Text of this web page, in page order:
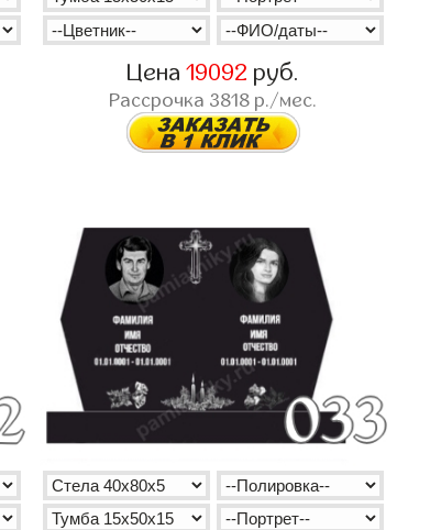
Цена19092 руб.
Рассрочка 3818 р./мес.